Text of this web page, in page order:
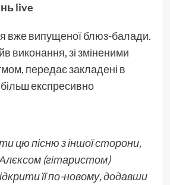
live
вже випущеної блюз-балади.
виконання, зі зміненими
передає закладені в
експресивно
цю пісню з іншої сторони,
(гітаристом)
її по-новому, додавши